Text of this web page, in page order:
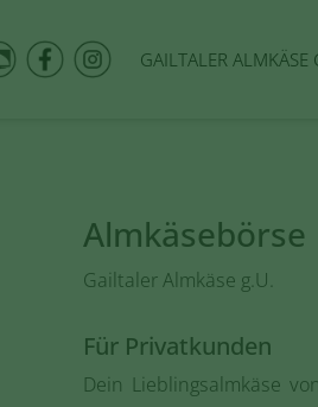
GAILTALER ALMKÄSE
Almkäsebörse
Gailtaler Almkäse g.U.
Für Privatkunden
Dein Lieblingsalmkäse